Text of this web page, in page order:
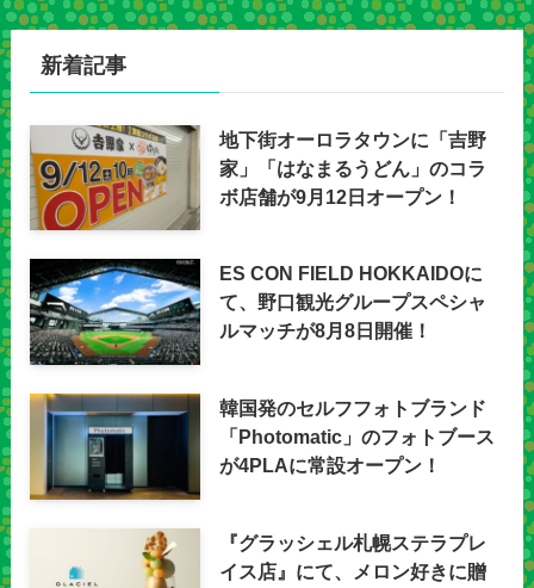
新着記事
地下街オーロラタウンに「吉野
家」「はなまるうどん」のコラ
ボ店舗が9月12日オープン！
ES CON FIELD HOKKAIDOに
て、野口観光グループスペシャ
ルマッチが8月8日開催！
韓国発のセルフフォトブランド
「Photomatic」のフォトブース
が4PLAに常設オープン！
『グラッシェル札幌ステラプレ
イス店』にて、メロン好きに贈